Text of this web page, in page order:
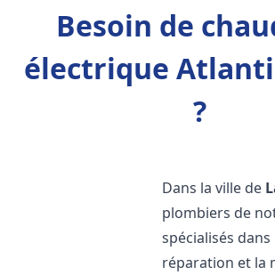
Besoin de
électrique
?
Dans la ville de
plombiers de
spécialisés
réparation et la